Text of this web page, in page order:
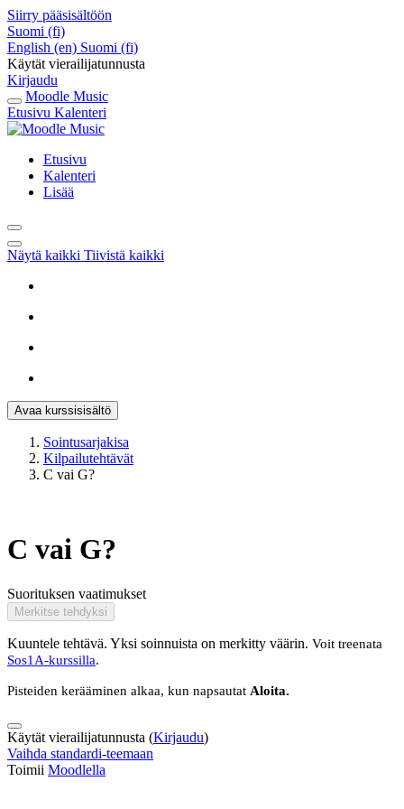
Siirry pääsisältöön
Suomi ‎(fi)‎
English ‎(en)‎ Suomi ‎(fi)‎
Käytät vierailijatunnusta
Kirjaudu
Moodle Music
Etusivu Kalenteri
Etusivu
Kalenteri
Lisää
Näytä kaikki Tiivistä kaikki
Avaa kurssisisältö
Sointusarjakisa
Kilpailutehtävät
C vai G?
C vai G?
Suorituksen vaatimukset
Merkitse tehdyksi
Kuuntele tehtävä. Yksi soinnuista on merkitty väärin. Voit treenata
Sos1A-kurssilla.
Pisteiden kerääminen alkaa, kun napsautat Aloita.
Käytät vierailijatunnusta (Kirjaudu)
Vaihda standardi-teemaan
Toimii Moodlella